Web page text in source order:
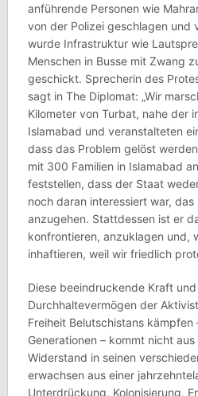
anführende Personen wie
von der Polizei geschlagen und
wurde Infrastruktur wie
Menschen in Busse mit Zwang
geschickt. Sprecherin des
sagt in The Diplomat: „Wir
Kilometer von Turbat, nahe der
Islamabad und veranstalteten
dass das Problem gelöst
mit 300 Familien in Islamabad
feststellen, dass der Staat
noch daran interessiert war, das
anzugehen. Stattdessen ist er
konfrontieren, anzuklagen und,
inhaftieren, weil wir friedlich
Diese beeindruckende Kraft
Durchhaltevermögen der
Freiheit Belutschistans kämpfen
Generationen – kommt nicht
Widerstand in seinen
erwachsen aus einer
Unterdrückung, Kolonisierung,